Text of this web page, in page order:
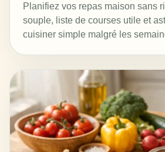
Planifiez vos repas maison sans
souple, liste de courses utile et
cuisiner simple malgré les